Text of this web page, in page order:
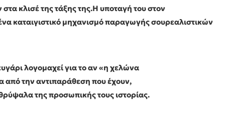
κλισέ της τάξης της.Η υποταγή του στον
καταιγιστικό μηχανισμό παραγωγής σουρεαλιστικών
λογομαχεί για το αν «η χελώνα
από την αντιπαράθεση που έχουν,
της προσωπικής τους ιστορίας.